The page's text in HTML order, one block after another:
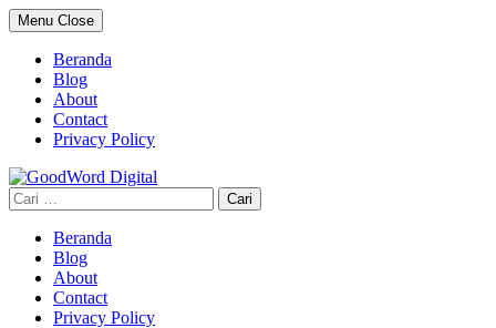
Skip
to
content
Menu Close
Beranda
Blog
About
Contact
Privacy Policy
Cari
untuk:
Beranda
Blog
About
Contact
Privacy Policy